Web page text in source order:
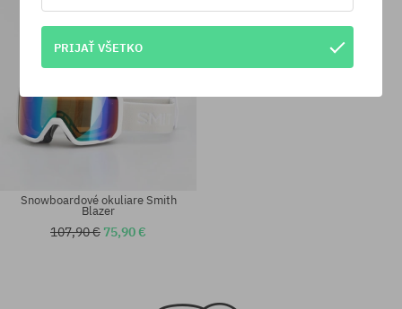
Snowboardové okuliare Smith
Blazer
107,90 € 75,90 €
PRIJAŤ VŠETKO